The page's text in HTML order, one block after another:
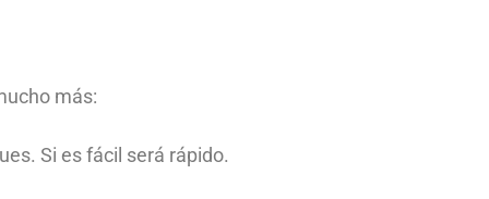
más:
Si es fácil será rápido.